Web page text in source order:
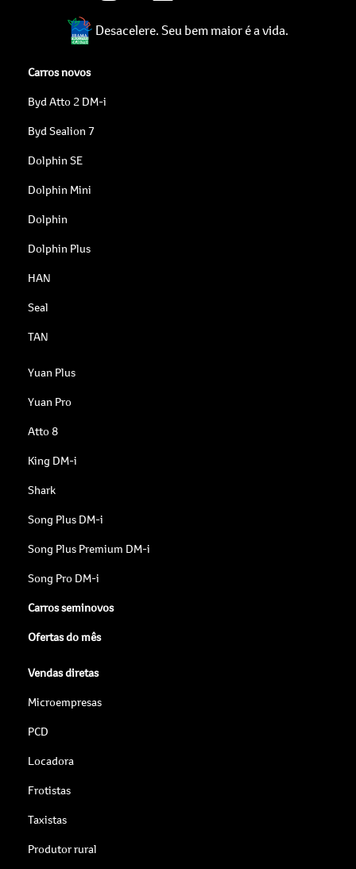
Desacelere. Seu bem maior é a vida.
Carros novos
Byd Atto 2 DM-i
Byd Sealion 7
Dolphin SE
Dolphin Mini
Dolphin
Dolphin Plus
HAN
Seal
TAN
Yuan Plus
Yuan Pro
Atto 8
King DM-i
Shark
Song Plus DM-i
Song Plus Premium DM-i
Song Pro DM-i
Carros seminovos
Ofertas do mês
Vendas diretas
Microempresas
PCD
Locadora
Frotistas
Taxistas
Produtor rural